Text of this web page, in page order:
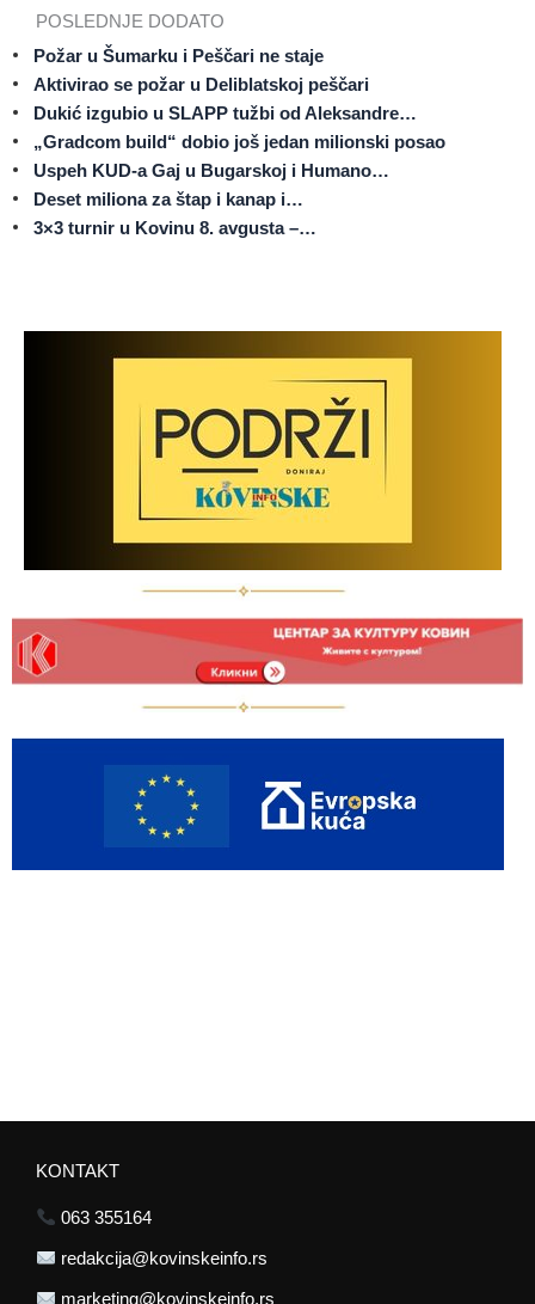
POSLEDNJE DODATO
Požar u Šumarku i Peščari ne staje
Aktivirao se požar u Deliblatskoj peščari
Dukić izgubio u SLAPP tužbi od Aleksandre…
„Gradcom build“ dobio još jedan milionski posao
Uspeh KUD-a Gaj u Bugarskoj i Humano…
Deset miliona za štap i kanap i…
3×3 turnir u Kovinu 8. avgusta –…
KONTAKT
063 355164
redakcija@kovinskeinfo.rs
marketing@kovinskeinfo.rs